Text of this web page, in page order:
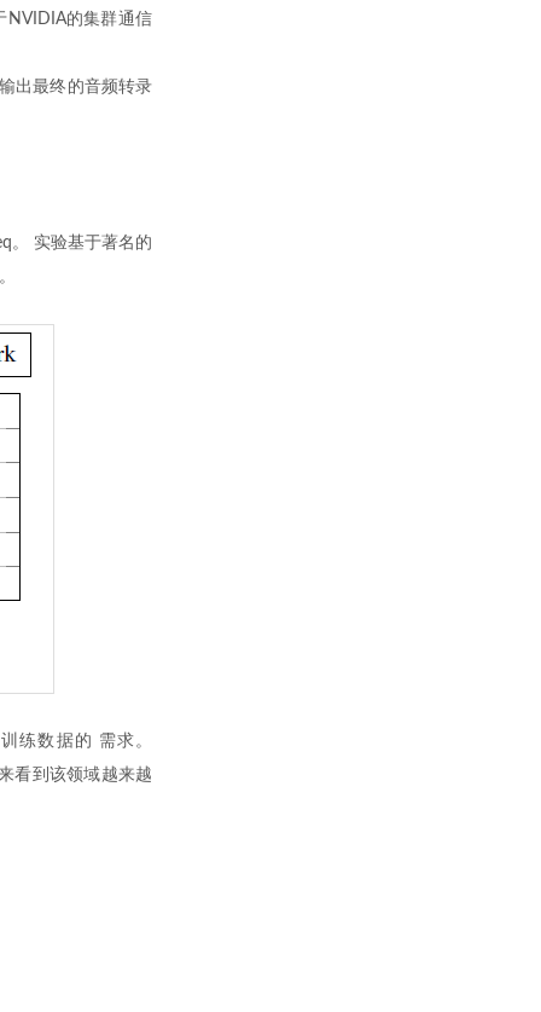
NVIDIA的集群通信
出最终的音频转录
。 实验基于著名的
练数据的 需求。
看到该领域越来越